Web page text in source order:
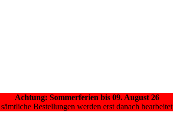
Achtung: Sommerferien bis 09. August 26
sämtliche Bestellungen werden erst danach bearbeitet